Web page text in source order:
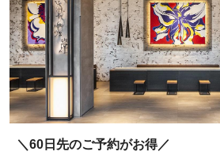
＼60日先のご予約がお得／